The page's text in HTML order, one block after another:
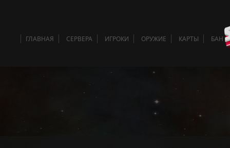
ГЛАВНАЯ СЕРВЕРА ИГРОКИ ОРУЖИЕ КАРТЫ БАН